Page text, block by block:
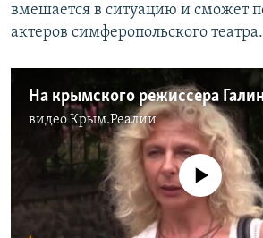
вмешается в ситуацию и сможет
актеров симферопольского театра.
видеоКрым.Реалии
No media source